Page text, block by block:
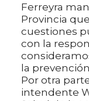
Ferreyra
Provincia
cuestiones
con la
la
Por otra
intendente